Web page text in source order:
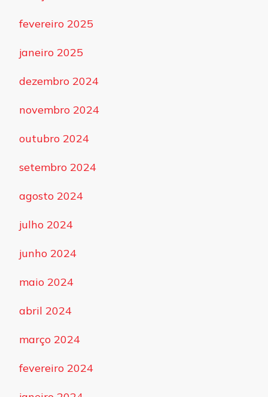
fevereiro 2025
janeiro 2025
dezembro 2024
novembro 2024
outubro 2024
setembro 2024
agosto 2024
julho 2024
junho 2024
maio 2024
abril 2024
março 2024
fevereiro 2024